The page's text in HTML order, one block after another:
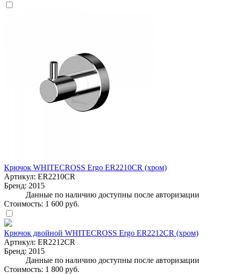
Крючок WHITECROSS Ergo ER2210CR (хром)
Артикул: ER2210CR
Бренд: 2015
Данные по наличию доступны после авторизации
Стоимость: 1 600 руб.
Крючок двойной WHITECROSS Ergo ER2212CR (хром)
Артикул: ER2212CR
Бренд: 2015
Данные по наличию доступны после авторизации
Стоимость: 1 800 руб.